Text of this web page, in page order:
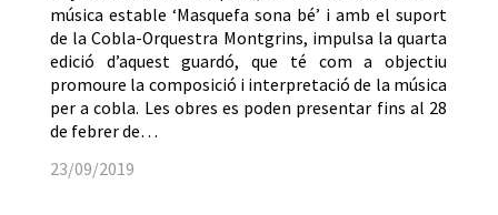
música estable ‘Masquefa sona bé’ i amb el suport
de la Cobla-Orquestra Montgrins, impulsa la quarta
edició d’aquest guardó, que té com a objectiu
promoure la composició i interpretació de la música
per a cobla. Les obres es poden presentar fins al 28
de febrer de…
23/09/2019